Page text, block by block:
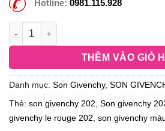
Hotline: 0981.115.928
THÊM VÀO GIỎ
Danh mục: Son Givenchy, SON
Thẻ: son givenchy 202 Son givenchy
givenchy le rouge 202 son givenchy